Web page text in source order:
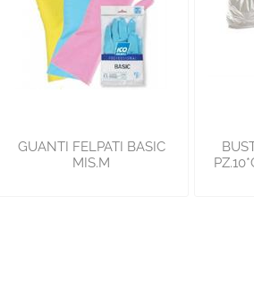
GUANTI FELPATI BASIC
MIS.M